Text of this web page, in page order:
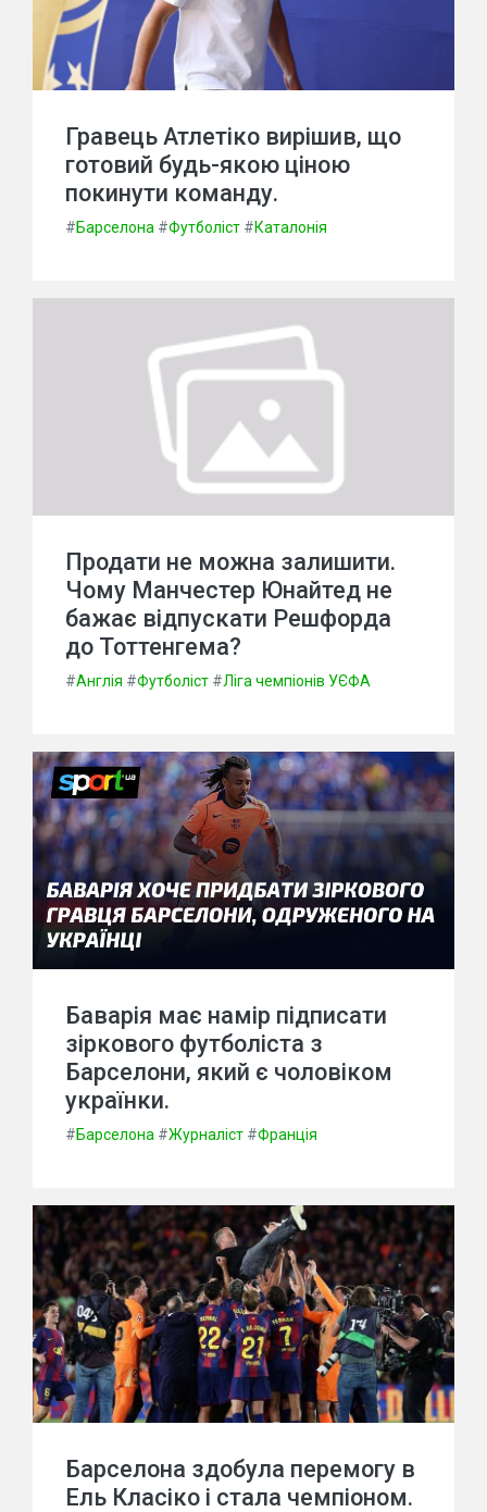
Гравець Атлетіко вирішив, що
готовий будь-якою ціною
покинути команду.
#Барселона #Футболіст #Каталонія
Продати не можна залишити.
Чому Манчестер Юнайтед не
бажає відпускати Решфорда
до Тоттенгема?
#Англія #Футболіст #Ліга чемпіонів УЄФА
Баварія має намір підписати
зіркового футболіста з
Барселони, який є чоловіком
українки.
#Барселона #Журналіст #Франція
Барселона здобула перемогу в
Ель Класіко і стала чемпіоном.